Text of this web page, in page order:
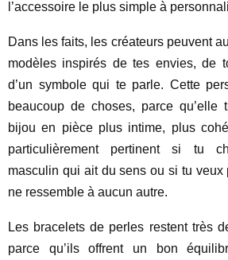
l’accessoire le plus simple à
Dans les faits, les créateurs peuvent
modèles inspirés de tes envies, de
d’un symbole qui te parle. Cette
beaucoup de choses, parce qu’elle
bijou en pièce plus intime, plus
particulièrement pertinent si tu
masculin qui ait du sens ou si tu veux
ne ressemble à aucun autre.
Les bracelets de perles restent très
parce qu’ils offrent un bon